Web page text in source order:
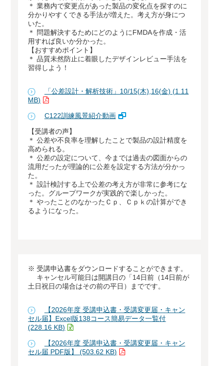
＊ 業務内で変更点があった製品の変化点を探すのに
分かりやすくできる手法が増えた。考え方が身につ
いた。
＊ 問題解決するためにどのようにFMDAを作成・活
用すれば良いか分かった。
【おすすめポイント】
＊ 品質未然防止に着眼したデザインレビュー手法を
習得しよう！
「公差設計・解析技術」10/15(木),16(金) (1.11
MB)
C122訓練風景紹介動画
【受講者の声】
＊ 公差や不良率を理解したことで製品の設計精度を
高められる。
＊ 公差の設定について、今までは過去の図面からの
流用だったが理論的に公差を設定する方法が分かっ
た。
＊ 設計検討する上で公差の考え方が非常に参考にな
った。グループワークが実践的で楽しかった。
＊ やったことのなかったＣｐ、Ｃｐｋの計算ができ
るようになった。
※ 受講申込書をダウンロードすることができます。
キャンセル可能日は開講日の「14日前（14日前が
土日祝日の場合はその前の平日）までです。
【2026年度 受講申込書・受講変更届・キャン
セル届】Excel版138コース簡易データ一覧付
(228.16 KB)
【2026年度 受講申込書・受講変更届・キャン
セル届 PDF版】 (503.62 KB)